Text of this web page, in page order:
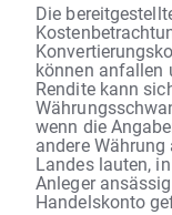
Die
können anfallen
Rendite kann
wenn die
andere
Landes lauten,
Anleger
Handelskonto